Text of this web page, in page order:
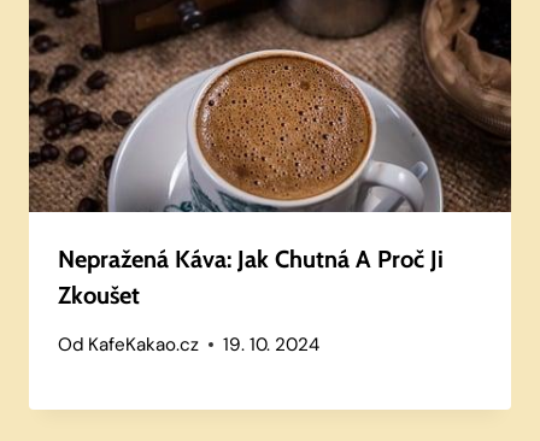
Nepražená Káva: Jak Chutná A Proč Ji
Zkoušet
Od KafeKakao.cz 19. 10. 2024